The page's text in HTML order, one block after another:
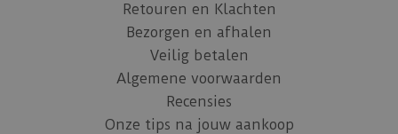
Retouren en Klachten
Bezorgen en afhalen
Veilig betalen
Algemene voorwaarden
Recensies
Onze tips na jouw aankoop